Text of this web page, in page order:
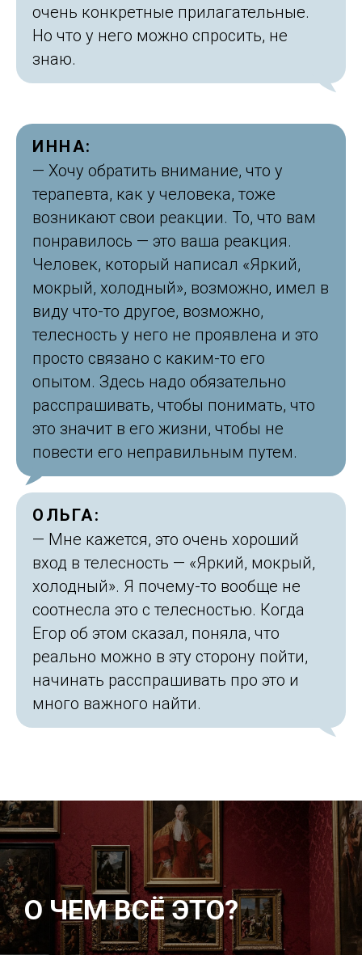
очень конкретные прилагательные.
Но что у него можно спросить, не
знаю.
ИННА:
— Хочу обратить внимание, что у
терапевта, как у человека, тоже
возникают свои реакции. То, что вам
понравилось — это ваша реакция.
Человек, который написал «Яркий,
мокрый, холодный», возможно, имел в
виду что-то другое, возможно,
телесность у него не проявлена и это
просто связано с каким-то его
опытом. Здесь надо обязательно
расспрашивать, чтобы понимать, что
это значит в его жизни, чтобы не
повести его неправильным путем.
ОЛЬГА:
— Мне кажется, это очень хороший
вход в телесность — «Яркий, мокрый,
холодный». Я почему-то вообще не
соотнесла это с телесностью. Когда
Егор об этом сказал, поняла, что
реально можно в эту сторону пойти,
начинать расспрашивать про это и
много важного найти.
О ЧЕМ ВСЁ ЭТО?